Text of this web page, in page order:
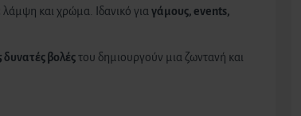
και χρώμα. Ιδανικό για γάμους, events,
δυνατές βολέςτου δημιουργούν μια ζωντανή και